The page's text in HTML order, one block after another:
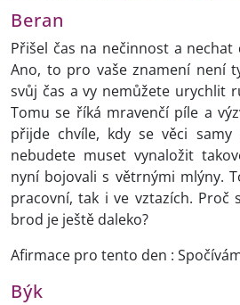
Beran
Přišel čas na nečinnost a nechat
Ano, to pro vaše znamení není
svůj čas a vy nemůžete urychlit
Tomu se říká mravenčí píle a
přijde chvíle, kdy se věci
nebudete muset vynaložit
nyní bojovali s větrnými mlýny.
pracovní, tak i ve vztazích. Proč
brod je ještě daleko?
Afirmace pro tento den :
Býk